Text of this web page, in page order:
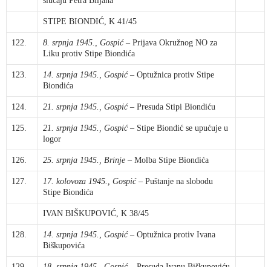
STIPE BIONDIĆ, K 41/45
122. 8. srpnja 1945., Gospić – Prijava Okružnog NO za
Liku protiv Stipe Biondića
123. 14. srpnja 1945., Gospić – Optužnica protiv Stipe
Biondića
124. 21. srpnja 1945., Gospić – Presuda Stipi Biondiću
125. 21. srpnja 1945., Gospić – Stipe Biondić se upućuje u
logor
126. 25. srpnja 1945., Brinje – Molba Stipe Biondića
127. 17. kolovoza 1945., Gospić – Puštanje na slobodu
Stipe Biondića
IVAN BIŠKUPOVIĆ, K 38/45
128. 14. srpnja 1945., Gospić – Optužnica protiv Ivana
Biškupovića